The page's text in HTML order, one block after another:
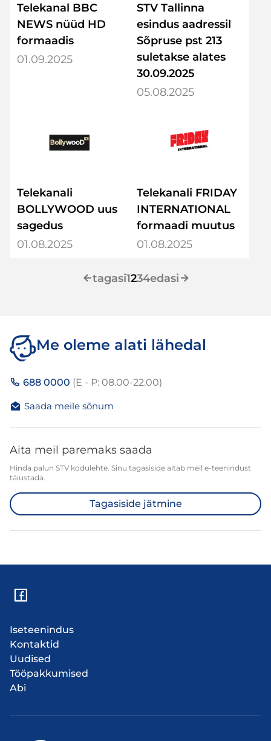
Telekanal BBC
NEWS nüüd HD
formaadis
01.09.2025
STV Tallinna
esindus aadressil
Sõpruse pst 213
suletakse alates
30.09.2025
05.08.2025
Telekanali
BOLLYWOOD uus
sagedus
01.08.2025
Telekanali FRIDAY
INTERNATIONAL
formaadi muutus
01.08.2025
tagasi1234edasi
Me oleme alati lähedal
688 0000 (E - P: 08.00-22.00)
Saada meile sõnum
Aita meil paremaks saada
Hinda palun STV kodulehte. Sinu tagasiside aitab meil e-teenindust
täiustada.
Tagasiside jätmine
Iseteenindus
Kontaktid
Uudised
Tööpakkumised
Abi